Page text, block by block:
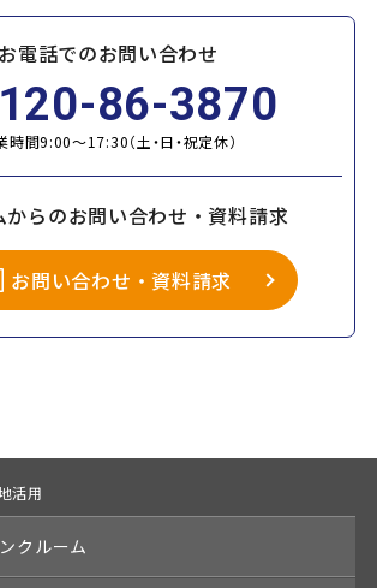
お電話でのお問い合わせ
86-3870
時間9:00～17:30（土・日・祝定休）
からのお問い合わせ・資料請求
お問い合わせ・資料請求
活用
クルーム